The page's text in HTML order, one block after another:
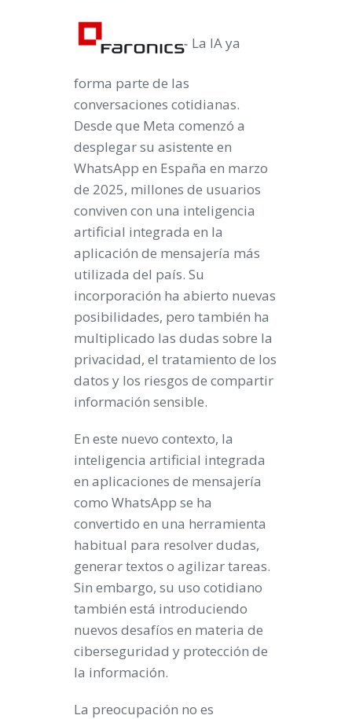
La IA ya
forma parte de las
conversaciones cotidianas.
Desde que Meta comenzó a
desplegar su asistente en
WhatsApp en España en marzo
de 2025, millones de usuarios
conviven con una inteligencia
artificial integrada en la
aplicación de mensajería más
utilizada del país. Su
incorporación ha abierto nuevas
posibilidades, pero también ha
multiplicado las dudas sobre la
privacidad, el tratamiento de los
datos y los riesgos de compartir
información sensible.
En este nuevo contexto, la
inteligencia artificial integrada
en aplicaciones de mensajería
como WhatsApp se ha
convertido en una herramienta
habitual para resolver dudas,
generar textos o agilizar tareas.
Sin embargo, su uso cotidiano
también está introduciendo
nuevos desafíos en materia de
ciberseguridad y protección de
la información.
La preocupación no es